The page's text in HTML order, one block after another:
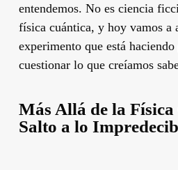
entendemos. No es ciencia
física cuántica, y hoy vamos a
experimento que está haciendo
cuestionar lo que creíamos
Más Allá de la
Salto a lo